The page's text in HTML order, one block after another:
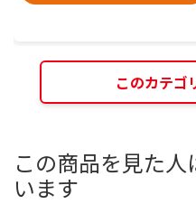
このカテゴ
この商品を見た
います